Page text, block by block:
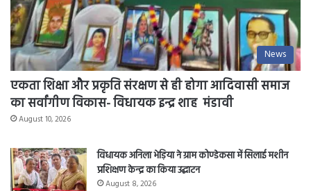
News
एकता शिक्षा और प्रकृति संरक्षण से ही होगा आदिवासी समाज
का सर्वांगीण विकास- विधायक इन्द्र शाह मंडावी
August 10, 2026
विधायक अनिला भेड़िया ने ग्राम कोण्डेकसा में सिलाई मशीन
प्रशिक्षण केन्द्र का किया उद्घाटन
August 8, 2026